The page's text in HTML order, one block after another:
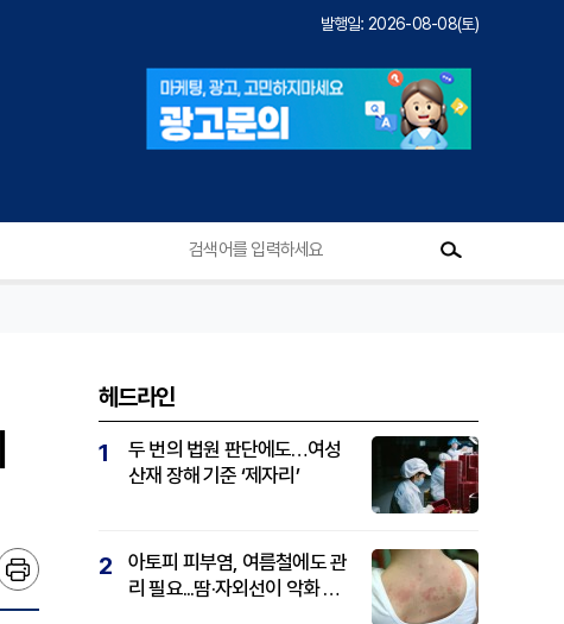
발행일: 2026-08-08(토)
헤드라인
1
두 번의 법원 판단에도…여성
산재 장해 기준 ‘제자리’
2
아토피 피부염, 여름철에도 관
리 필요...땀·자외선이 악화 요